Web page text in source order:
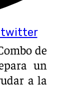
de
un
a la